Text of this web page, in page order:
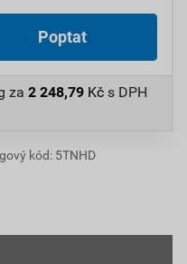
Poptat
za 2 248,79 Kč s DPH
kód: 5TNHD